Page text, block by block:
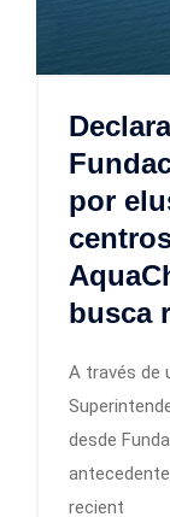
por
busca
A través de
desde
recient